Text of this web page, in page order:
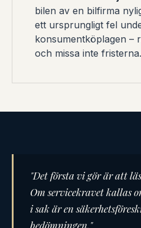
bilen av en bilfirma
ett ursprungligt fel
konsumentköplagen –
och missa inte fristerna.
"Det första vi gör är att
Om servicekravet kallas
i sak är en
bedömningen."